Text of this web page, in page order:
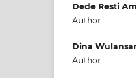
Dede Resti
Author
Dina
Author